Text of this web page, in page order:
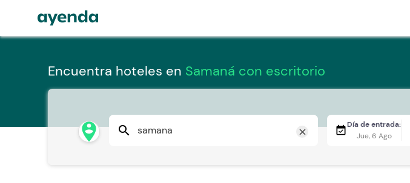
Encuentra hoteles en Samaná con escritorio
person_pin_circle search close event_availableDía de entrada:
Jue, 6 Ago